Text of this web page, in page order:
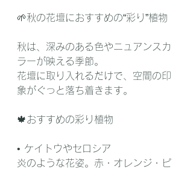
🌱秋の花壇におすすめの“彩り”植物
秋は、深みのある色やニュアンスカ
ラーが映える季節。
花壇に取り入れるだけで、空間の印
象がぐっと落ち着きます。
🍁おすすめの彩り植物
• ケイトウやセロシア
炎のような花姿。赤・オレンジ・ピ